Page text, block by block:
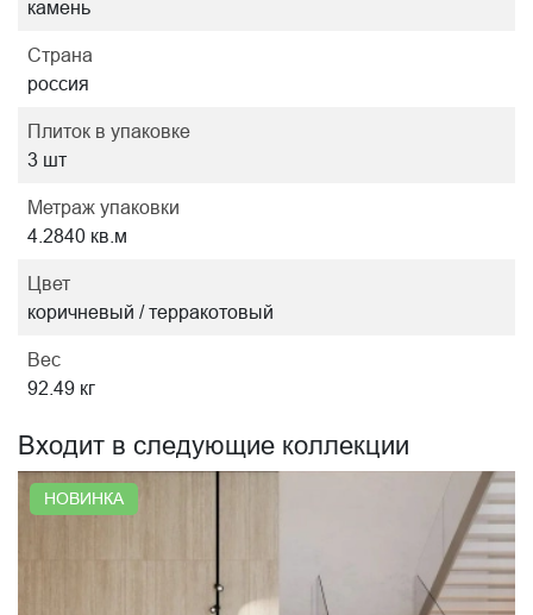
камень
Страна
россия
Плиток в упаковке
3 шт
Метраж упаковки
4.2840 кв.м
Цвет
коричневый / терракотовый
Вес
92.49 кг
Входит в следующие коллекции
НОВИНКА